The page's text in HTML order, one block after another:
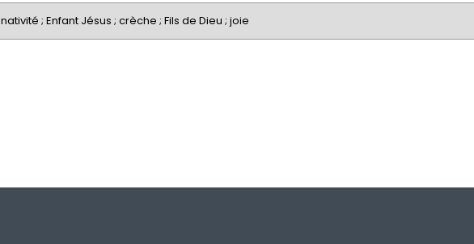
nativité ; Enfant Jésus ; crèche ; Fils de Dieu ; joie